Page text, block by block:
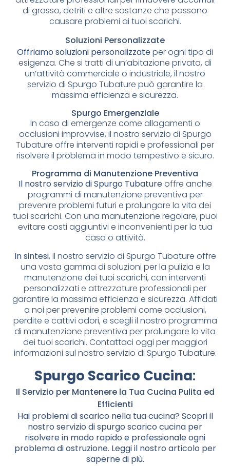
di grasso, detriti e altre sostanze che possono
causare problemi ai tuoi scarichi.
Soluzioni Personalizzate
Offriamo soluzioni personalizzateper ogni tipo di
esigenza. Che si tratti di un’abitazione privata, di
un’attività commerciale o industriale, il nostro
servizio di Spurgo Tubature può garantire la
massima efficienza e sicurezza.
Spurgo Emergenziale
In caso di emergenze come allagamenti o
occlusioni improvvise, il nostro servizio di Spurgo
Tubature offre interventi rapidi e professionali per
risolvere il problema in modo tempestivo e sicuro.
Programma di Manutenzione Preventiva
Il nostro servizio di Spurgo Tubatureoffre anche
programmi di manutenzione preventiva per
prevenire problemi futuri e prolungare la vita dei
tuoi scarichi. Con una manutenzione regolare, puoi
evitare costi aggiuntivi e inconvenienti per la tua
casa o attività.
In sintesi, il nostro servizio di Spurgo Tubature offre
una vasta gamma di soluzioni per la pulizia e la
manutenzione dei tuoi scarichi, con interventi
personalizzati e attrezzature professionali per
garantire la massima efficienza e sicurezza. Affidati
a noi per prevenire problemi come occlusioni,
perdite e cattivi odori, e scegli il nostro programma
di manutenzione preventiva per prolungare la vita
dei tuoi scarichi. Contattaci oggi per maggiori
informazioni sul nostro servizio di Spurgo Tubature.
Spurgo Scarico Cucina:
Il Servizio per Mantenere la Tua Cucina Pulita ed
Efficienti
Hai problemi di scarico nella tua cucina? Scopri il
nostro servizio di spurgo scarico cucina per
risolvere in modo rapido e professionale ogni
problema di ostruzione. Leggi il nostro articolo per
saperne di più.